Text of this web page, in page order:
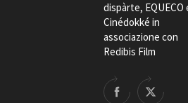
dispàrte, EQUECO
Cinédokké in
associazione con
Redibis Film